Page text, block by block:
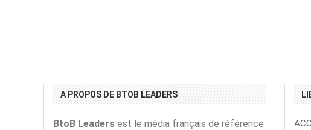
A PROPOS DE BTOB LEADERS
BtoB Leaders est le média français de référence